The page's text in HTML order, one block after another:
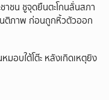
ชน ชูจุดยืนตะโกนลั่นสภา
ติภาพ ก่อนถูกหิ้วตัวออก
มอบใต้โต๊ะ หลังเกิดเหตุยิง